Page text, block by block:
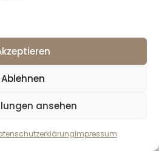
Ablehnen
ansehen
Impressum